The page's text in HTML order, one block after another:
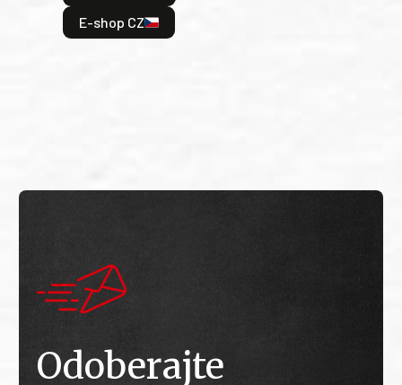
E-shop CZ
Odoberajte